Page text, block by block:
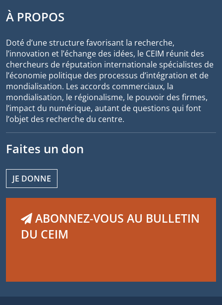
À PROPOS
Doté d’une structure favorisant la recherche,
l’innovation et l’échange des idées, le CEIM réunit des
chercheurs de réputation internationale spécialistes de
l’économie politique des processus d’intégration et de
mondialisation. Les accords commerciaux, la
mondialisation, le régionalisme, le pouvoir des firmes,
l’impact du numérique, autant de questions qui font
l’objet des recherche du centre.
Faites un don
JE DONNE
ABONNEZ-VOUS AU BULLETIN
DU CEIM